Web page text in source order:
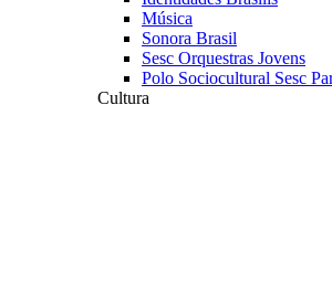
Música
Sonora Brasil
Sesc Orquestras Jovens
Polo Sociocultural Sesc
Cultura